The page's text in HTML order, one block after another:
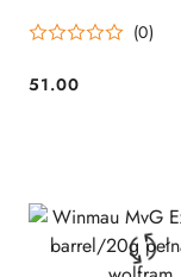
(0)
Cena:
51.00